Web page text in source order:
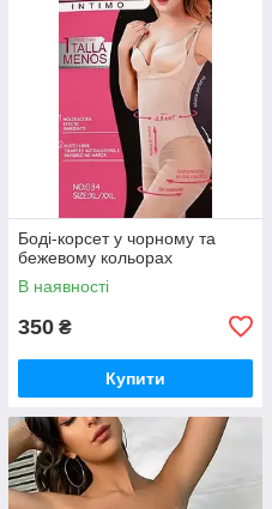
Боді-корсет у чорному та
бежевому кольорах
В наявності
350 ₴
Купити